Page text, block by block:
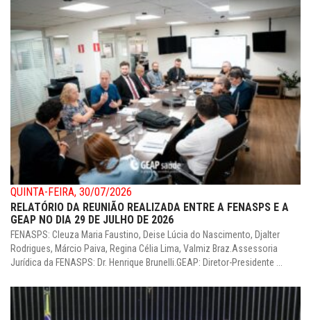
QUINTA-FEIRA, 30/07/2026
RELATÓRIO DA REUNIÃO REALIZADA ENTRE A FENASPS E A
GEAP NO DIA 29 DE JULHO DE 2026
FENASPS: Cleuza Maria Faustino, Deise Lúcia do Nascimento, Djalter
Rodrigues, Márcio Paiva, Regina Célia Lima, Valmiz Braz.Assessoria
Jurídica da FENASPS: Dr. Henrique Brunelli.GEAP: Diretor-Presidente ...